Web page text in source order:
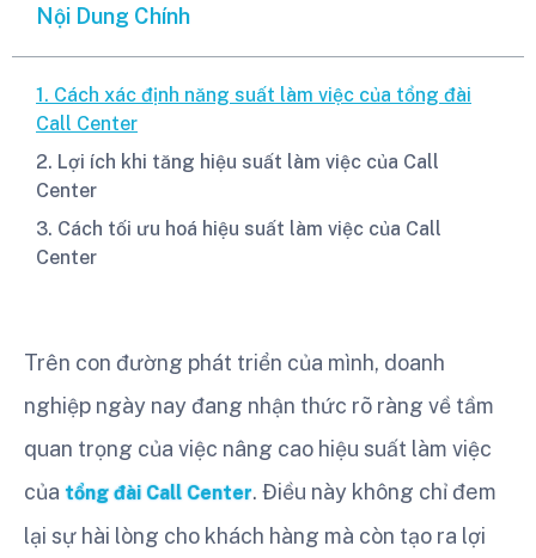
Nội Dung Chính
1. Cách xác định năng suất làm việc của tổng đài
Call Center
2. Lợi ích khi tăng hiệu suất làm việc của Call
Center
3. Cách tối ưu hoá hiệu suất làm việc của Call
Center
Trên con đường phát triển của mình, doanh
nghiệp ngày nay đang nhận thức rõ ràng về tầm
quan trọng của việc nâng cao hiệu suất làm việc
của tổng đài Call Center. Điều này không chỉ đem
lại sự hài lòng cho khách hàng mà còn tạo ra lợi